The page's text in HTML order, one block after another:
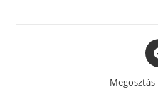
in
a